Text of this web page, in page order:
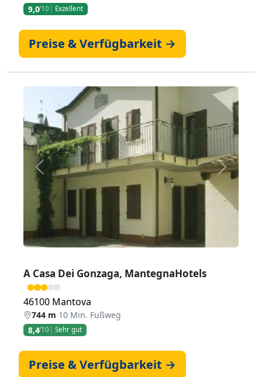
9,0/10 Exzellent
Preise & Verfügbarkeit →
Zurück Weiter
A Casa Dei Gonzaga, MantegnaHotels
46100 Mantova
744 m·10 Min. Fußweg
8,4/10 Sehr gut
Preise & Verfügbarkeit →